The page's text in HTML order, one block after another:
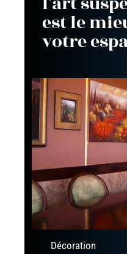
est le
votre
Décoration